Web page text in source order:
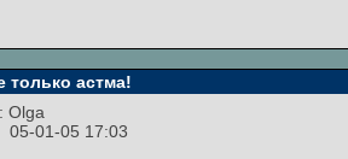
только астма!
Olga
05-01-05 17:03